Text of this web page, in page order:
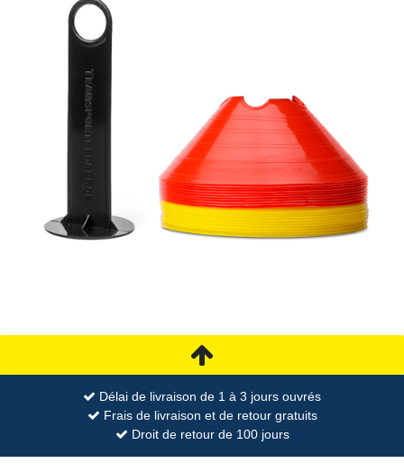
Délai de livraison de 1 à 3 jours ouvrés
Frais de livraison et de retour gratuits
Droit de retour de 100 jours